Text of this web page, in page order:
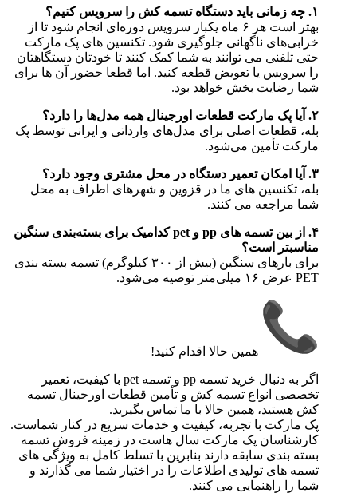
۱. چه زمانی باید دستگاه تسمه کش را سرویس کنیم؟
بهتر است هر ۶ ماه یکبار سرویس دوره‌ای انجام شود تا از
خرابی‌های ناگهانی جلوگیری شود. تکنسین های پک مارکت
حتی تلفنی می توانند به شما کمک کنند تا خودتان دستگاهتان
را سرویس یا تعویض قطعه کنید. اما قطعا حضور آن ها برای
شما رضایت بخش خواهد بود.
۲. آیا پک مارکت قطعات اورجینال همه مدل‌ها را دارد؟
بله، قطعات اصلی برای مدل‌های وارداتی و ایرانی توسط پک
مارکت تأمین می‌شود.
۳. آیا امکان تعمیر دستگاه در محل مشتری وجود دارد؟
بله، تکنسین‌ های ما در قزوین و شهرهای اطراف به محل
شما مراجعه می‌ کنند.
۴. از بین تسمه های pp و pet کدامیک برای بسته‌بندی سنگین
مناسبتر است؟
برای بارهای سنگین (بیش از ۳۰۰ کیلوگرم) تسمه بسته بندی
PET عرض ۱۶ میلی‌متر توصیه می‌شود.
همین حالا اقدام کنید!
اگر به دنبال خرید تسمه pp و تسمه pet با کیفیت، تعمیر
تخصصی انواع تسمه کش و تأمین قطعات اورجینال تسمه
کش هستید، همین حالا با ما تماس بگیرید.
پک مارکت با تجربه، کیفیت و خدمات سریع در کنار شماست.
کارشناسان پک مارکت سال هاست در زمینه فروش تسمه
بسته بندی سابقه دارند بنابرین با تسلط کامل به ویژگی های
تسمه های تولیدی اطلاعات را در اختیار شما می گذارند و
شما را راهنمایی می کنند.